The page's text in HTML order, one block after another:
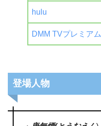
hulu
DMM TVプレミアム
登場人物